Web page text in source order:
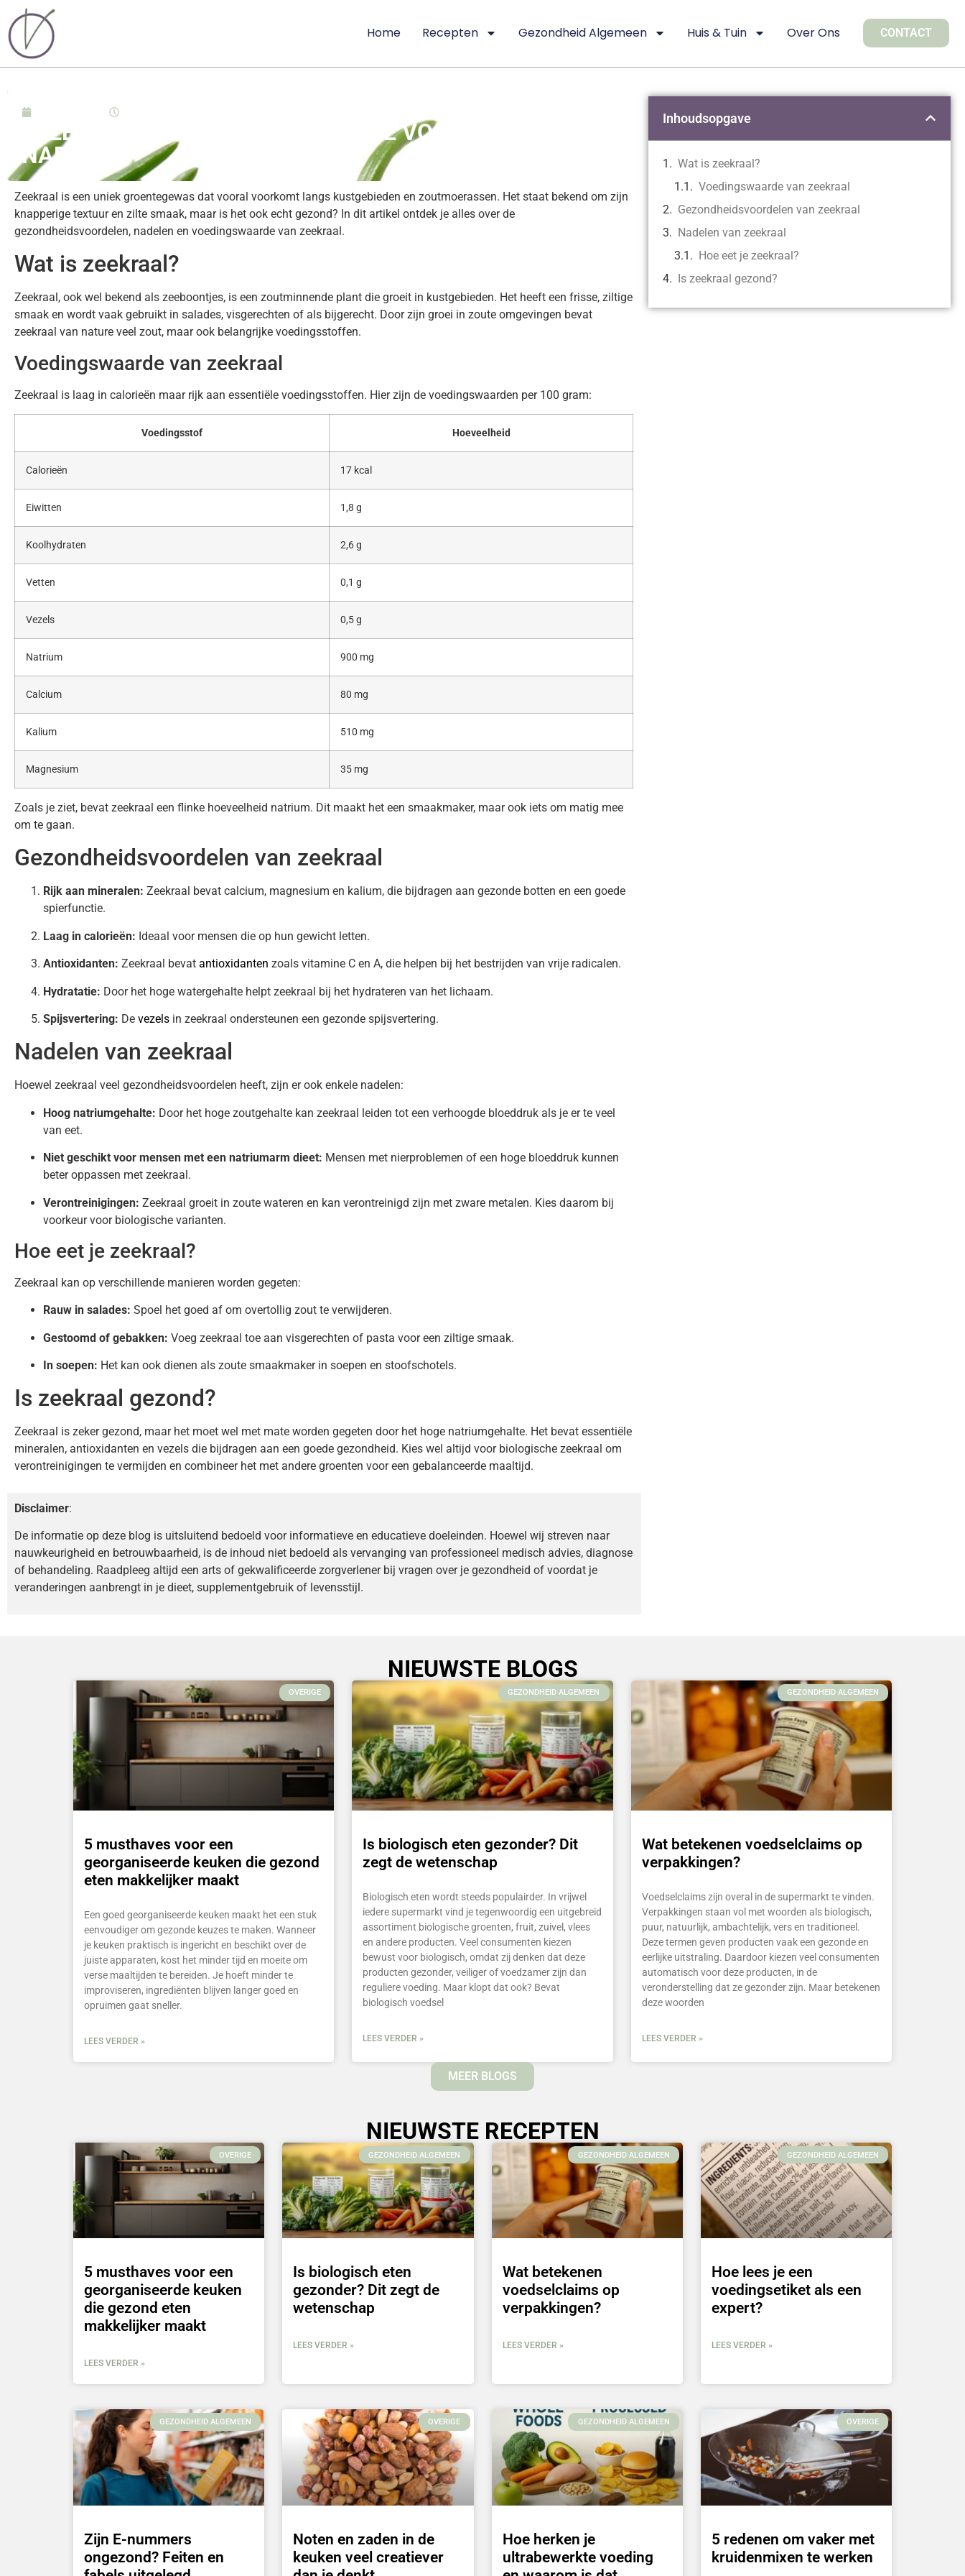
Home Recepten Gezondheid Algemeen Huis & Tuin Over Ons CONTACT
IS ZEEKRAAL GEZOND? ONTDEK DE VOORDELEN EN
NADELEN
Zeekraal is een uniek groentegewas dat vooral voorkomt langs kustgebieden en zoutmoerassen. Het staat bekend om zijn
knapperige textuur en zilte smaak, maar is het ook echt gezond? In dit artikel ontdek je alles over de
gezondheidsvoordelen, nadelen en voedingswaarde van zeekraal.
Wat is zeekraal?
Zeekraal, ook wel bekend als zeeboontjes, is een zoutminnende plant die groeit in kustgebieden. Het heeft een frisse, ziltige
smaak en wordt vaak gebruikt in salades, visgerechten of als bijgerecht. Door zijn groei in zoute omgevingen bevat
zeekraal van nature veel zout, maar ook belangrijke voedingsstoffen.
Voedingswaarde van zeekraal
Zeekraal is laag in calorieën maar rijk aan essentiële voedingsstoffen. Hier zijn de voedingswaarden per 100 gram:
Voedingsstof Hoeveelheid
Calorieën 17 kcal
Eiwitten 1,8 g
Koolhydraten 2,6 g
Vetten 0,1 g
Vezels 0,5 g
Natrium 900 mg
Calcium 80 mg
Kalium 510 mg
Magnesium 35 mg
Zoals je ziet, bevat zeekraal een flinke hoeveelheid natrium. Dit maakt het een smaakmaker, maar ook iets om matig mee
om te gaan.
Gezondheidsvoordelen van zeekraal
Rijk aan mineralen: Zeekraal bevat calcium, magnesium en kalium, die bijdragen aan gezonde botten en een goede
spierfunctie.
Laag in calorieën: Ideaal voor mensen die op hun gewicht letten.
Antioxidanten: Zeekraal bevat antioxidanten zoals vitamine C en A, die helpen bij het bestrijden van vrije radicalen.
Hydratatie: Door het hoge watergehalte helpt zeekraal bij het hydrateren van het lichaam.
Spijsvertering: De vezels in zeekraal ondersteunen een gezonde spijsvertering.
Nadelen van zeekraal
Hoewel zeekraal veel gezondheidsvoordelen heeft, zijn er ook enkele nadelen:
Hoog natriumgehalte: Door het hoge zoutgehalte kan zeekraal leiden tot een verhoogde bloeddruk als je er te veel
van eet.
Niet geschikt voor mensen met een natriumarm dieet: Mensen met nierproblemen of een hoge bloeddruk kunnen
beter oppassen met zeekraal.
Verontreinigingen: Zeekraal groeit in zoute wateren en kan verontreinigd zijn met zware metalen. Kies daarom bij
voorkeur voor biologische varianten.
Hoe eet je zeekraal?
Zeekraal kan op verschillende manieren worden gegeten:
Rauw in salades: Spoel het goed af om overtollig zout te verwijderen.
Gestoomd of gebakken: Voeg zeekraal toe aan visgerechten of pasta voor een ziltige smaak.
In soepen: Het kan ook dienen als zoute smaakmaker in soepen en stoofschotels.
Is zeekraal gezond?
Zeekraal is zeker gezond, maar het moet wel met mate worden gegeten door het hoge natriumgehalte. Het bevat essentiële
mineralen, antioxidanten en vezels die bijdragen aan een goede gezondheid. Kies wel altijd voor biologische zeekraal om
verontreinigingen te vermijden en combineer het met andere groenten voor een gebalanceerde maaltijd.
Disclaimer:
De informatie op deze blog is uitsluitend bedoeld voor informatieve en educatieve doeleinden. Hoewel wij streven naar
nauwkeurigheid en betrouwbaarheid, is de inhoud niet bedoeld als vervanging van professioneel medisch advies, diagnose
of behandeling. Raadpleeg altijd een arts of gekwalificeerde zorgverlener bij vragen over je gezondheid of voordat je
veranderingen aanbrengt in je dieet, supplementgebruik of levensstijl.
Inhoudsopgave
Wat is zeekraal?
Voedingswaarde van zeekraal
Gezondheidsvoordelen van zeekraal
Nadelen van zeekraal
Hoe eet je zeekraal?
Is zeekraal gezond?
NIEUWSTE BLOGS
OVERIGE
5 musthaves voor een
georganiseerde keuken die gezond
eten makkelijker maakt
Een goed georganiseerde keuken maakt het een stuk
eenvoudiger om gezonde keuzes te maken. Wanneer
je keuken praktisch is ingericht en beschikt over de
juiste apparaten, kost het minder tijd en moeite om
verse maaltijden te bereiden. Je hoeft minder te
improviseren, ingrediënten blijven langer goed en
opruimen gaat sneller.
LEES VERDER »
GEZONDHEID ALGEMEEN
Is biologisch eten gezonder? Dit
zegt de wetenschap
Biologisch eten wordt steeds populairder. In vrijwel
iedere supermarkt vind je tegenwoordig een uitgebreid
assortiment biologische groenten, fruit, zuivel, vlees
en andere producten. Veel consumenten kiezen
bewust voor biologisch, omdat zij denken dat deze
producten gezonder, veiliger of voedzamer zijn dan
reguliere voeding. Maar klopt dat ook? Bevat
biologisch voedsel
LEES VERDER »
GEZONDHEID ALGEMEEN
Wat betekenen voedselclaims op
verpakkingen?
Voedselclaims zijn overal in de supermarkt te vinden.
Verpakkingen staan vol met woorden als biologisch,
puur, natuurlijk, ambachtelijk, vers en traditioneel.
Deze termen geven producten vaak een gezonde en
eerlijke uitstraling. Daardoor kiezen veel consumenten
automatisch voor deze producten, in de
veronderstelling dat ze gezonder zijn. Maar betekenen
deze woorden
LEES VERDER »
MEER BLOGS
NIEUWSTE RECEPTEN
OVERIGE
5 musthaves voor een
georganiseerde keuken
die gezond eten
makkelijker maakt
LEES VERDER »
GEZONDHEID ALGEMEEN
Is biologisch eten
gezonder? Dit zegt de
wetenschap
LEES VERDER »
GEZONDHEID ALGEMEEN
Wat betekenen
voedselclaims op
verpakkingen?
LEES VERDER »
GEZONDHEID ALGEMEEN
Hoe lees je een
voedingsetiket als een
expert?
LEES VERDER »
GEZONDHEID ALGEMEEN
Zijn E-nummers
ongezond? Feiten en
OVERIGE
Noten en zaden in de
keuken veel creatiever
GEZONDHEID ALGEMEEN
Hoe herken je
ultrabewerkte voeding
OVERIGE
5 redenen om vaker met
kruidenmixen te werken